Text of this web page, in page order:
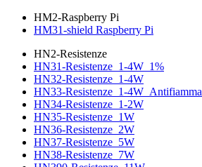
HM2-Raspberry Pi
HM31-shield Raspberry Pi
HN2-Resistenze
HN31-Resistenze_1-4W_1%
HN32-Resistenze_1-4W
HN33-Resistenze_1-4W_Antifiamma
HN34-Resistenze_1-2W
HN35-Resistenze_1W
HN36-Resistenze_2W
HN37-Resistenze_5W
HN38-Resistenze_7W